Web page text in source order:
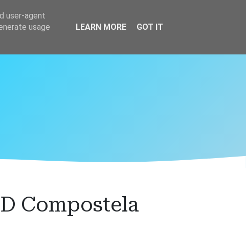
Compostela
user-agent
usage
LEARN MORE GOT IT